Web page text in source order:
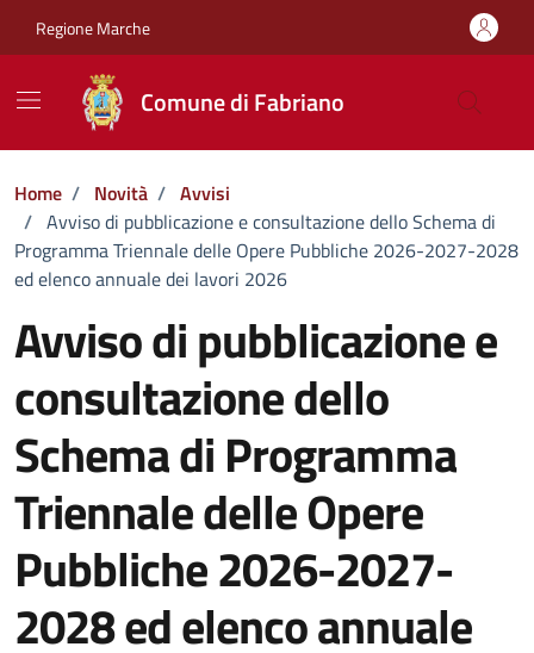
Regione Marche
Comune di Fabriano
Home / Novità / Avvisi
/ Avviso di pubblicazione e consultazione dello Schema di
Programma Triennale delle Opere Pubbliche 2026-2027-2028
ed elenco annuale dei lavori 2026
Avviso di pubblicazione e
consultazione dello
Schema di Programma
Triennale delle Opere
Pubbliche 2026-2027-
2028 ed elenco annuale